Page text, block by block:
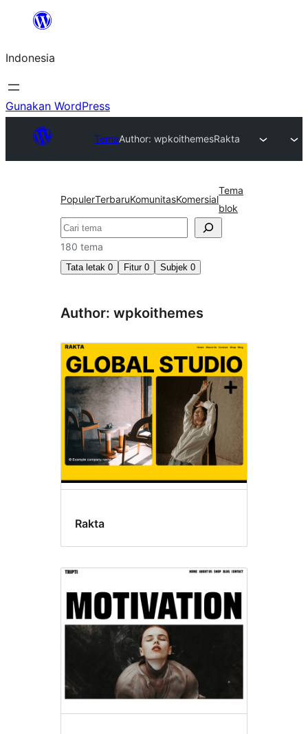
Lewati
konten
Indonesia
Gunakan WordPress
TemaAuthor: wpkoithemesRakta
PopulerTerbaruKomunitasKomersial
Tema
blok
Cari
180 tema
Tata letak 0 Fitur 0 Subjek 0
Author: wpkoithemes
Rakta